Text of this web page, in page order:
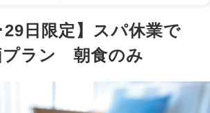
29日限定】スパ休業で
プラン 朝食のみ